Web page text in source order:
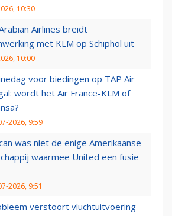
10:30
Airlines breidt
met KLM op Schiphol uit
10:00
voor biedingen op TAP Air
wordt het Air France-KLM of
2026, 9:59
was niet de enige Amerikaanse
waarmee United een fusie
2026, 9:51
verstoort vluchtuitvoering